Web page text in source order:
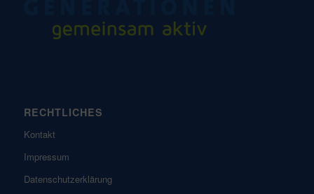
RECHTLICHES
Kontakt
Impressum
Datenschutzerklärung